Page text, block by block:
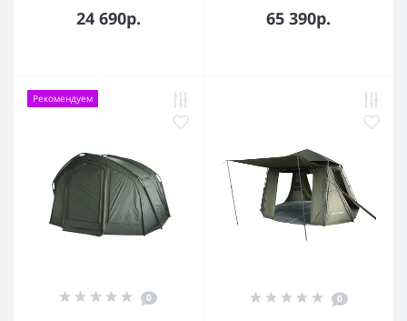
24 690р. 65 390р.
Рекомендуем
0 0